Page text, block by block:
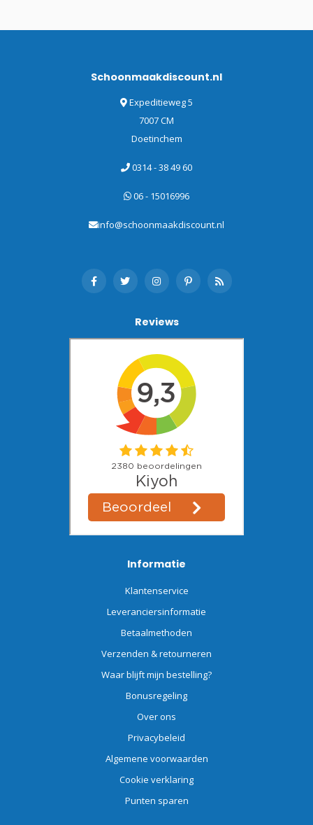
Schoonmaakdiscount.nl
Expeditieweg 5
7007 CM
Doetinchem
0314 - 38 49 60
06 - 15016996
info@schoonmaakdiscount.nl
Reviews
Informatie
Klantenservice
Leveranciersinformatie
Betaalmethoden
Verzenden & retourneren
Waar blijft mijn bestelling?
Bonusregeling
Over ons
Privacybeleid
Algemene voorwaarden
Cookie verklaring
Punten sparen